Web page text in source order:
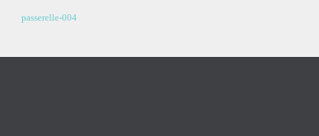
passerelle-004